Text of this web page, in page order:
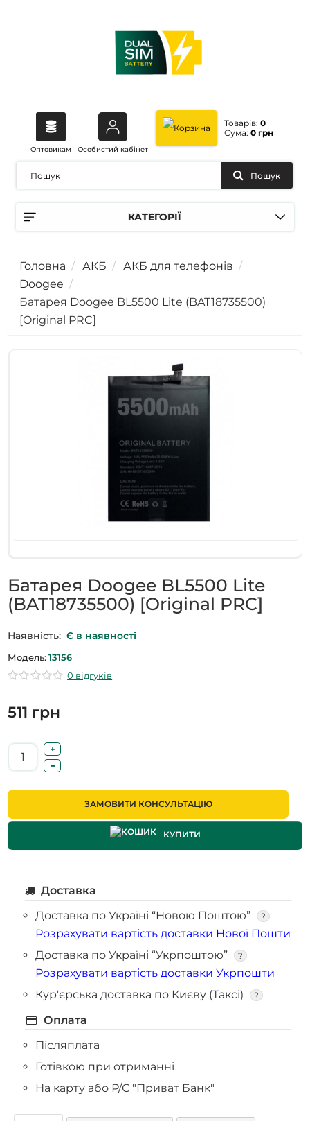
Оптовикам Особистий кабінет
Товарів: 0
Сума: 0 грн
КАТЕГОРІЇ
Пошук
Головна АКБ
АКБ для телефонів
Doogee
Батарея Doogee BL5500 Lite (BAT18735500)
[Original PRC]
Батарея Doogee BL5500 Lite
(BAT18735500) [Original PRC]
Наявність: Є в наявності
Модель: 13156
0 відгуків
511 грн
ЗАМОВИТИ КОНСУЛЬТАЦІЮ
КУПИТИ
Доставка
Доставка по Україні “Новою Поштою”
?
Розрахувати вартість доставки Нової Пошти
Доставка по Україні “Укрпоштою”
?
Розрахувати вартість доставки Укрпошти
Кур'єрська доставка по Києву (Таксі)
?
Оплата
Післяплата
Готівкою при отриманні
На карту або Р/С "Приват Банк"